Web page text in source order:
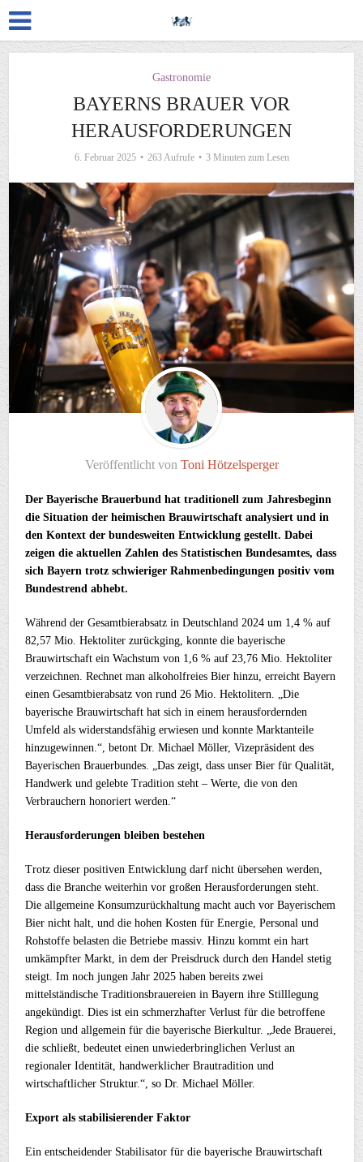
Gastronomie
BAYERNS BRAUER VOR
HERAUSFORDERUNGEN
6. Februar 2025 263 Aufrufe 3 Minuten zum Lesen
Veröffentlicht von Toni Hötzelsperger
Der Bayerische Brauerbund hat traditionell zum Jahresbeginn
die Situation der heimischen Brauwirtschaft analysiert und in
den Kontext der bundesweiten Entwicklung gestellt. Dabei
zeigen die aktuellen Zahlen des Statistischen Bundesamtes, dass
sich Bayern trotz schwieriger Rahmenbedingungen positiv vom
Bundestrend abhebt.
Während der Gesamtbierabsatz in Deutschland 2024 um 1,4 % auf
82,57 Mio. Hektoliter zurückging, konnte die bayerische
Brauwirtschaft ein Wachstum von 1,6 % auf 23,76 Mio. Hektoliter
verzeichnen. Rechnet man alkoholfreies Bier hinzu, erreicht Bayern
einen Gesamtbierabsatz von rund 26 Mio. Hektolitern. „Die
bayerische Brauwirtschaft hat sich in einem herausfordernden
Umfeld als widerstandsfähig erwiesen und konnte Marktanteile
hinzugewinnen.“, betont Dr. Michael Möller, Vizepräsident des
Bayerischen Brauerbundes. „Das zeigt, dass unser Bier für Qualität,
Handwerk und gelebte Tradition steht – Werte, die von den
Verbrauchern honoriert werden.“
Herausforderungen bleiben bestehen
Trotz dieser positiven Entwicklung darf nicht übersehen werden,
dass die Branche weiterhin vor großen Herausforderungen steht.
Die allgemeine Konsumzurückhaltung macht auch vor Bayerischem
Bier nicht halt, und die hohen Kosten für Energie, Personal und
Rohstoffe belasten die Betriebe massiv. Hinzu kommt ein hart
umkämpfter Markt, in dem der Preisdruck durch den Handel stetig
steigt. Im noch jungen Jahr 2025 haben bereits zwei
mittelständische Traditionsbrauereien in Bayern ihre Stilllegung
angekündigt. Dies ist ein schmerzhafter Verlust für die betroffene
Region und allgemein für die bayerische Bierkultur. „Jede Brauerei,
die schließt, bedeutet einen unwiederbringlichen Verlust an
regionaler Identität, handwerklicher Brautradition und
wirtschaftlicher Struktur.“, so Dr. Michael Möller.
Export als stabilisierender Faktor
Ein entscheidender Stabilisator für die bayerische Brauwirtschaft